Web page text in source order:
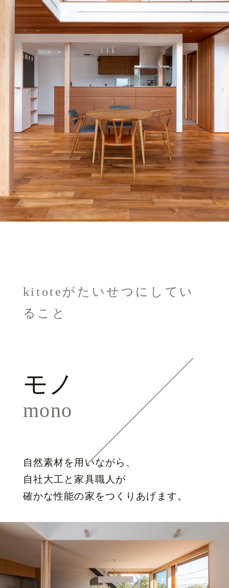
kitoteがたいせつにしてい
ること
モノ
mono
自然素材を用いながら、
自社大工と家具職人が
確かな性能の家をつくりあげます。